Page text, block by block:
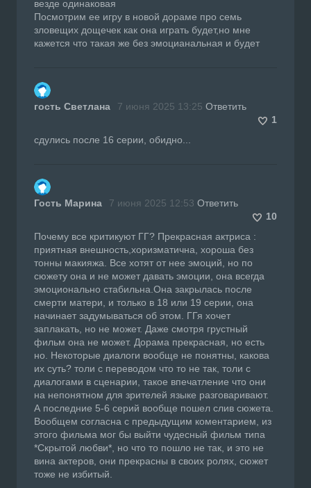
везде одинаковая
Посмотрим ее игру в новой дораме про семь
зловещих дощечек как она играть будет,но мне
кажется что такая же без эмоцианальная и будет
гость Светлана 7 июня 2025 13:25 Ответить
1
сдулись после 16 серии, обидно...
Гость Марина 7 июня 2025 12:53 Ответить
10
Почему все критикуют ГГ? Прекрасная актриса :
приятная внешность,хоризматична, хороша без
тонны макияжа. Все хотят от нее эмоций, но по
сюжету она и не может давать эмоции, она всегда
эмоционально стабильна.Она закрылась после
смерти матери, и только в 18 или 19 серии, она
начинает задумываться об этом. ГГя хочет
заплакать, но не может. Даже смотря грустный
фильм она не может. Дорама прекрасная, но есть
но. Некоторые диалоги вообще не понятны, какова
их суть? толи с переводом что то не так, толи с
диалогами в сценарии, такое впечатление что они
на непонятном для зрителей языке разговаривают.
А последние 5-6 серий вообще пошел слив сюжета.
Вообщем согласна с предыдущим коментарием, из
этого фильма мог бы выйти чудесный фильм типа
*Скрытой любви*, но что то пошло не так, и это не
вина актеров, они прекрасны в своих ролях, сюжет
тоже не избитый.